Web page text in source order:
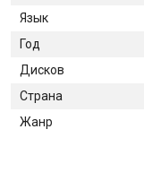
Язык
Год
Дисков
Страна
Жанр